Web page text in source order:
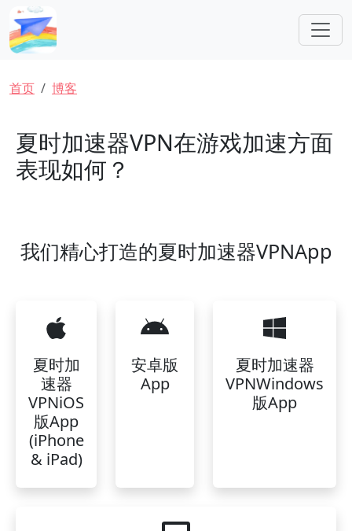
跳转到主要内容
面包屑
首页 博客
夏时加速器VPN在游戏加速方面
表现如何？
我们精心打造的夏时加速器VPNApp
夏时加
速器
VPNiOS
版App
(iPhone
& iPad)
安卓版
App
夏时加速器
VPNWindows
版App